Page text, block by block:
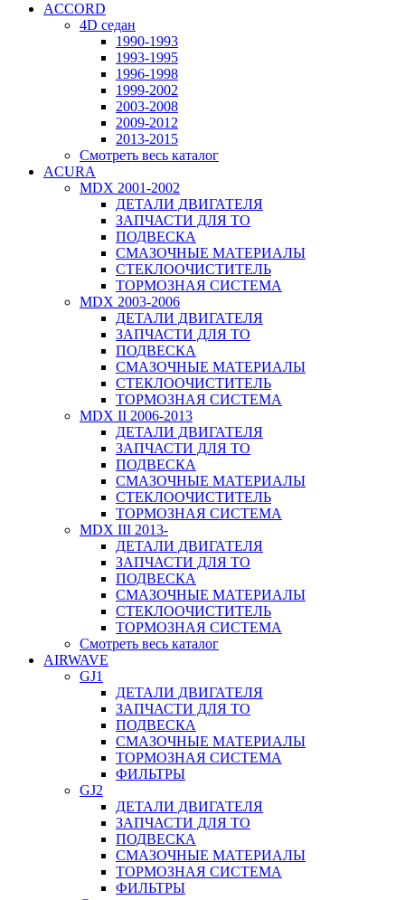
ACCORD
4D седан
1990-1993
1993-1995
1996-1998
1999-2002
2003-2008
2009-2012
2013-2015
Смотреть весь каталог
ACURA
MDX 2001-2002
ДЕТАЛИ ДВИГАТЕЛЯ
ЗАПЧАСТИ ДЛЯ ТО
ПОДВЕСКА
СМАЗОЧНЫЕ МАТЕРИАЛЫ
СТЕКЛООЧИСТИТЕЛЬ
ТОРМОЗНАЯ СИСТЕМА
MDX 2003-2006
ДЕТАЛИ ДВИГАТЕЛЯ
ЗАПЧАСТИ ДЛЯ ТО
ПОДВЕСКА
СМАЗОЧНЫЕ МАТЕРИАЛЫ
СТЕКЛООЧИСТИТЕЛЬ
ТОРМОЗНАЯ СИСТЕМА
MDX II 2006-2013
ДЕТАЛИ ДВИГАТЕЛЯ
ЗАПЧАСТИ ДЛЯ ТО
ПОДВЕСКА
СМАЗОЧНЫЕ МАТЕРИАЛЫ
СТЕКЛООЧИСТИТЕЛЬ
ТОРМОЗНАЯ СИСТЕМА
MDX III 2013-
ДЕТАЛИ ДВИГАТЕЛЯ
ЗАПЧАСТИ ДЛЯ ТО
ПОДВЕСКА
СМАЗОЧНЫЕ МАТЕРИАЛЫ
СТЕКЛООЧИСТИТЕЛЬ
ТОРМОЗНАЯ СИСТЕМА
Смотреть весь каталог
AIRWAVE
GJ1
ДЕТАЛИ ДВИГАТЕЛЯ
ЗАПЧАСТИ ДЛЯ ТО
ПОДВЕСКА
СМАЗОЧНЫЕ МАТЕРИАЛЫ
ТОРМОЗНАЯ СИСТЕМА
ФИЛЬТРЫ
GJ2
ДЕТАЛИ ДВИГАТЕЛЯ
ЗАПЧАСТИ ДЛЯ ТО
ПОДВЕСКА
СМАЗОЧНЫЕ МАТЕРИАЛЫ
ТОРМОЗНАЯ СИСТЕМА
ФИЛЬТРЫ